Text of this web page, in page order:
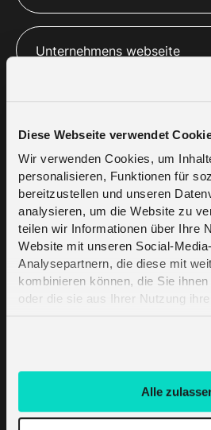
Diese Webseite verwendet
Wir verwenden Cookies, um
personalisieren, Funktionen für
bereitzustellen und unseren
analysieren, um die Website zu
teilen wir Informationen über Ihre
Website mit unseren Social-
Analysepartnern, die diese mit
kombinieren können, die Sie
oder die sie aus Ihrer Nutzung
Alle
Unternehmens webseite
Telefon *
Bitte beschreiben Sie ihre
benötigte Leistung des
Ich habe die Richtlinie zum
Privatsphäre und der Nutzung